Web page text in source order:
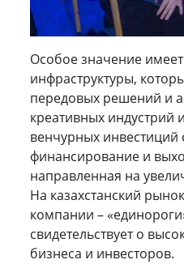
Особое значение
инфраструктуры,
передовых решений и
креативных индустрий
венчурных инвестиций
финансирование и
направленная на
На казахстанский
компании –
свидетельствует о
бизнеса и инвесторов.